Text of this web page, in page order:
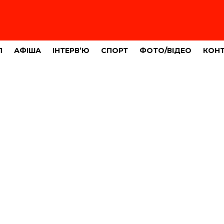
АФІША ІНТЕРВ’Ю СПОРТ ФОТО/ВІДЕО